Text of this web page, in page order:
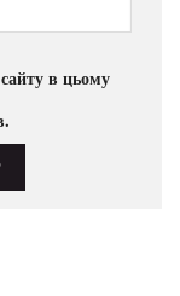
в цьому